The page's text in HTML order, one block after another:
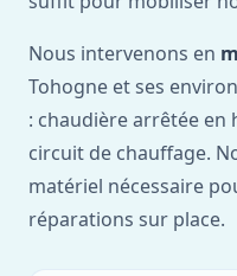
Nous intervenons en
Tohogne et ses
: chaudière arrêtée en
circuit de chauffage.
matériel nécessaire
réparations sur place.